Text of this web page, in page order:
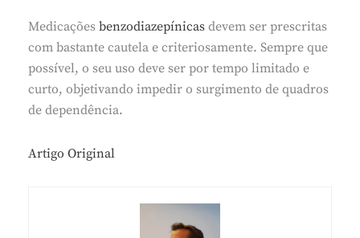
Medicações benzodiazepínicas devem ser prescritas
com bastante cautela e criteriosamente. Sempre que
possível, o seu uso deve ser por tempo limitado e
curto, objetivando impedir o surgimento de quadros
de dependência.
Artigo Original